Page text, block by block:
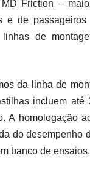
Friction –
e de
de
da linha de
incluem até
A homologação
do desempenho
banco de ensaios.